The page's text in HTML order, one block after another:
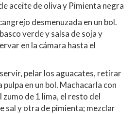
aceite de oliva y Pimienta negra
desmenuzada en un bol.
verde y salsa de soja y
en la cámara hasta el
pelar los aguacates, retirar
pulpa en un bol. Machacarla con
de 1 lima, el resto del
sal y otra de pimienta; mezclar